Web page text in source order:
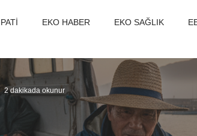
EKO HABER EKO SAĞLIK
GÜZELLİK EKO KÜLTÜR&SANAT
EE YEŞİL ÇEMBER KULÜBÜ EE
2 dakikada okunur